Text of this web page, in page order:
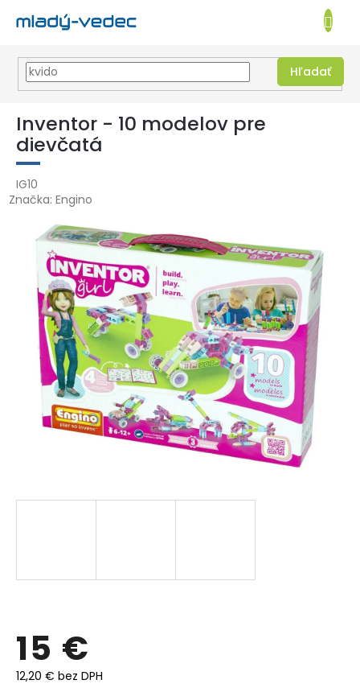
Prejsť
obsah
EUR
Hľadať
KOŠÍK
Inventor - 10 modelov pre
dievčatá
IG10
Značka: Engino
15 €
12,20 € bez DPH